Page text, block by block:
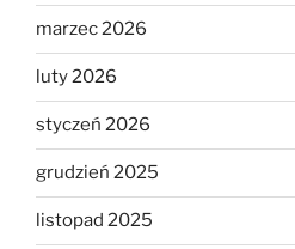
marzec 2026
luty 2026
styczeń 2026
grudzień 2025
listopad 2025